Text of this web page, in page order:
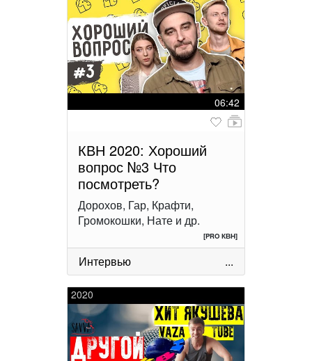
06:42
КВН 2020: Хороший
вопрос №3 Что
посмотреть?
Дорохов, Гар, Крафти,
Громокошки, Нате и др.
[PRO КВН]
Интервью ...
2020